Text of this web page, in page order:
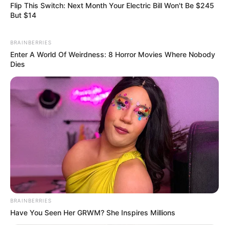
Co-stars Who Lost Control While Kissing Each
Other
Remember Albert? You Better Sit Down Before You
See Him Today
BUZZDAY
Flip This Switch: Next Month Your Electric Bill Won't Be $245
But $14
BRAINBERRIES
Enter A World Of Weirdness: 8 Horror Movies Where Nobody
Dies
BRAINBERRIES
Have You Seen Her GRWM? She Inspires Millions